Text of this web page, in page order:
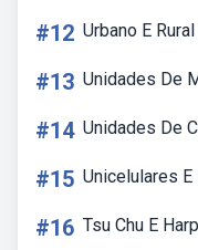
#12 Urbano E
#13 Unidades De
#14 Unidades De
#15 Unicelulares
#16 Tsu Chu E